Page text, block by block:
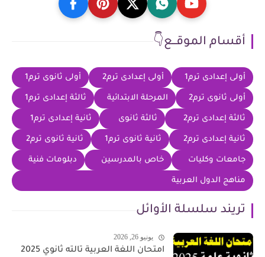
أقسام الموقــع👇
أولى إعدادى ترم1 أولى إعدادى ترم2 أولى ثانوى ترم1
أولى ثانوى ترم2 المرحلة الابتدائية ثالثة إعدادى ترم1
ثالثة إعدادى ترم2 ثالثة ثانوى ثانية إعدادى ترم1
ثانية إعدادى ترم2 ثانية ثانوى ترم1 ثانية ثانوى ترم2
جامعات وكليات خاص بالمدرسين دبلومات فنية
مناهج الدول العربية
تريند سلسلة الأوائل
يونيو 26, 2026
امتحان اللغة العربية تالته ثانوي 2025